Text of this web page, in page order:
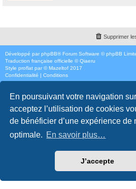
En poursuivant votre navigation
acceptez l’utilisation de cookies
de bénéficier d’une expérience de
optimale. En savoir plus…
J’accepte
Supprimer
Développé par phpBB® Forum Software © phpBB
Traduction française officielle ©Qiaeru
Style proflat par ©Mazeltof 2017
Confidentialité | Conditions